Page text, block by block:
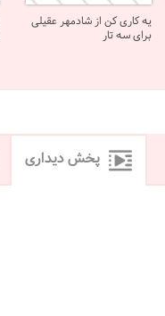
یه کاری کن از شادمهر عقیلی
برای سه تار
پخش دیداری